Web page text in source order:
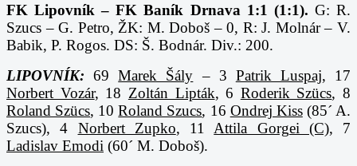
FK Lipovník – FK Baník Drnava 1:1 (1:1). G: R.
Szucs – G. Petro, ŽK: M. Doboš – 0, R: J. Molnár – V.
Babik, P. Rogos. DS: Š. Bodnár. Div.: 200.
LIPOVNÍK: 69Marek Šály – 3 Patrik Luspaj, 17
Norbert Vozár, 18 Zoltán Lipták, 6 Roderik Szücs, 8
Roland Szücs, 10Roland Szucs, 16 Ondrej Kiss(85´ A.
Szucs), 4 Norbert Zupko, 11 Attila Gorgei (C), 7
Ladislav Emodi (60´ M. Doboš).